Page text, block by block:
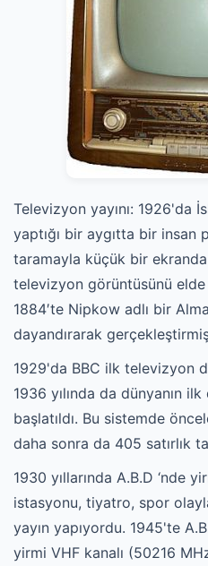
Televizyon yayını: 1926'da
yaptığı bir aygıtta bir insan
taramayla küçük bir
televizyon görüntüsünü
1884′te Nipkow adlı bir
dayandırarak
1929'da BBC ilk televizyon
1936 yılında da dünyanın ilk
başlatıldı. Bu sistemde
daha sonra da 405 satırlık
1930 yıllarında A.B.D ‘nde
istasyonu, tiyatro, spor
yayın yapıyordu. 1945'te
yirmi VHF kanalı (50216